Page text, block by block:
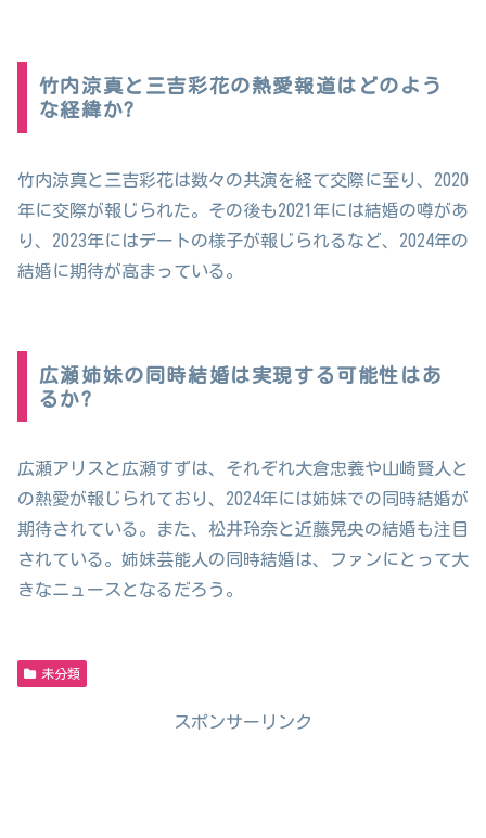
竹内涼真と三吉彩花の熱愛報道はどのよう
な経緯か?
竹内涼真と三吉彩花は数々の共演を経て交際に至り、2020
年に交際が報じられた。その後も2021年には結婚の噂があ
り、2023年にはデートの様子が報じられるなど、2024年の
結婚に期待が高まっている。
広瀬姉妹の同時結婚は実現する可能性はあ
るか?
広瀬アリスと広瀬すずは、それぞれ大倉忠義や山崎賢人と
の熱愛が報じられており、2024年には姉妹での同時結婚が
期待されている。また、松井玲奈と近藤晃央の結婚も注目
されている。姉妹芸能人の同時結婚は、ファンにとって大
きなニュースとなるだろう。
未分類
スポンサーリンク